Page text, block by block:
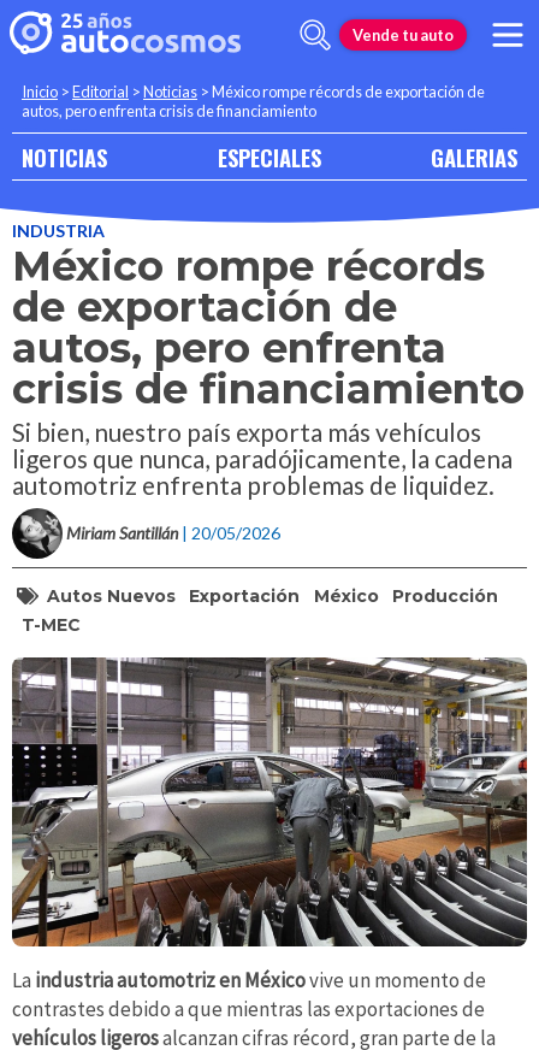
Vende tu auto
Inicio >Editorial >Noticias >México rompe récords de exportación de
autos, pero enfrenta crisis de financiamiento
NOTICIAS ESPECIALES GALERIAS
INDUSTRIA
México rompe récords
de exportación de
autos, pero enfrenta
crisis de financiamiento
Si bien, nuestro país exporta más vehículos
ligeros que nunca, paradójicamente, la cadena
automotriz enfrenta problemas de liquidez.
Miriam Santillán | 20/05/2026
Autos Nuevos Exportación México
Producción
T-MEC
La industria automotriz en Méxicovive un momento de
contrastes debido a que mientras las exportaciones de
vehículos ligerosalcanzan cifras récord, gran parte de la